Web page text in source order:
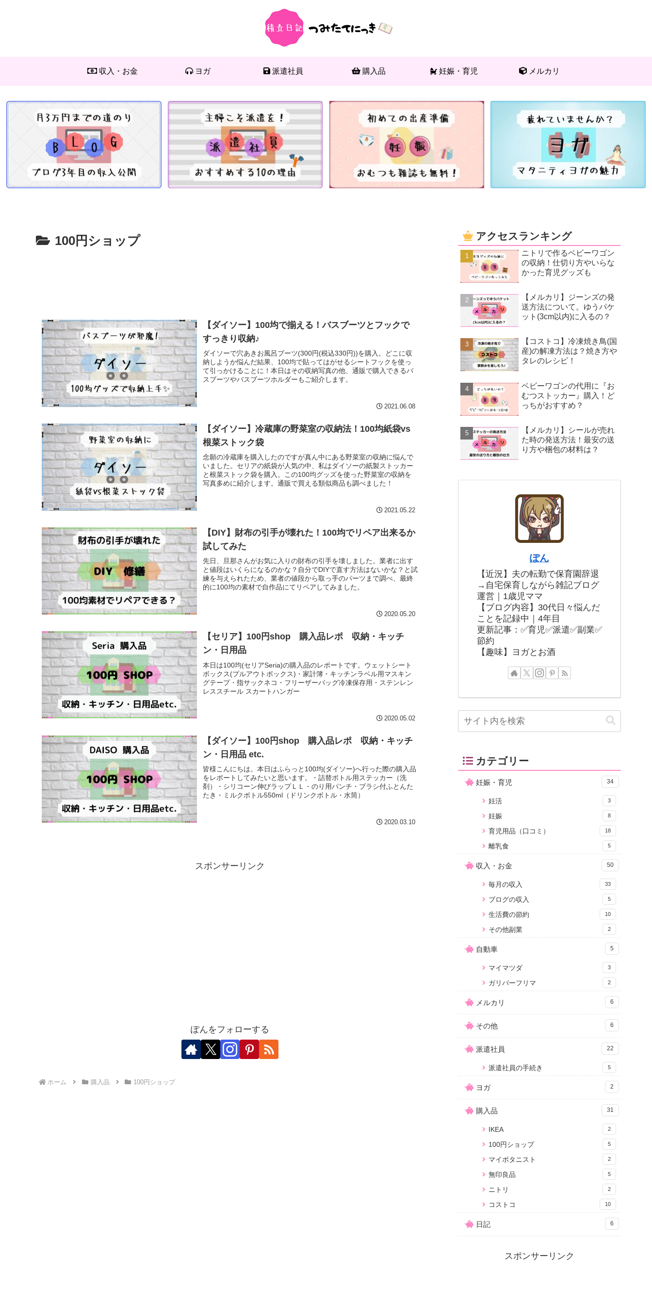
収入・お金 ヨガ 派遣社員 購入品 妊娠・育児 メルカリ
100円ショップ
【ダイソー】100均で揃える！バスブーツとフックで
すっきり収納♪
ダイソーで穴あきお風呂ブーツ(300円(税込330円))を購入。どこに収
納しようか悩んだ結果、100均で貼ってはがせるシートフックを使っ
て引っかけることに！本日はその収納写真の他、通販で購入できるバ
スブーツやバスブーツホルダーもご紹介します。
2021.06.08
【ダイソー】冷蔵庫の野菜室の収納法！100均紙袋vs
根菜ストック袋
念願の冷蔵庫を購入したのですが真ん中にある野菜室の収納に悩んで
いました。セリアの紙袋が人気の中、私はダイソーの紙製ストッカー
と根菜ストック袋を購入。この100均グッズを使った野菜室の収納を
写真多めに紹介します。通販で買える類似商品も調べました！
2021.05.22
【DIY】財布の引手が壊れた！100均でリペア出来るか
試してみた
先日、旦那さんがお気に入りの財布の引手を壊しました。業者に出す
と値段はいくらになるのかな？自分でDIYで直す方法はないかな？と試
練を与えられたため、業者の値段から取っ手のパーツまで調べ、最終
的に100均の素材で自作品にてリペアしてみました。
2020.05.20
【セリア】100円shop 購入品レポ 収納・キッチ
ン・日用品
本日は100均(セリアSeria)の購入品のレポートです。ウェットシート
ボックス(プルアウトボックス)・家計簿・キッチンラベル用マスキン
グテープ・指サックネコ・フリーザーバッグ冷凍保存用・ステンレン
レススチール スカートハンガー
2020.05.02
【ダイソー】100円shop 購入品レポ 収納・キッチ
ン・日用品 etc.
皆様こんにちは。本日はふらっと100均(ダイソー)へ行った際の購入品
をレポートしてみたいと思います。・詰替ボトル用ステッカー（洗
剤）・シリコーン伸びラップＬＬ・のり用パンチ・ブラシ付ふとんた
たき・ミルクボトル550ml（ドリンクボトル・水筒）
2020.03.10
スポンサーリンク
ぽんをフォローする
ホーム 購入品 100円ショップ
アクセスランキング
ニトリで作るベビーワゴン
の収納！仕切り方やいらな
かった育児グッズも
【メルカリ】ジーンズの発
送方法について。ゆうパケ
ット(3cm以内)に入るの？
【コストコ】冷凍焼き鳥(国
産)の解凍方法は？焼き方や
タレのレシピ！
ベビーワゴンの代用に『お
むつストッカー』購入！ど
っちがおすすめ？
【メルカリ】シールが売れ
た時の発送方法！最安の送
り方や梱包の材料は？
ぽん
【近況】夫の転勤で保育園辞退
→自宅保育しながら雑記ブログ
運営｜1歳児ママ
【ブログ内容】30代日々悩んだ
ことを記録中｜4年目
更新記事：✅育児✅派遣✅副業✅
節約
【趣味】ヨガとお酒
カテゴリー
妊娠・育児 34
妊活 3
妊娠 8
育児用品（口コミ） 18
離乳食 5
収入・お金 50
毎月の収入 33
ブログの収入 5
生活費の節約 10
その他副業 2
自動車 5
マイマツダ 3
ガリバーフリマ 2
メルカリ 6
その他 6
派遣社員 22
派遣社員の手続き 5
ヨガ 2
購入品 31
IKEA 2
100円ショップ 5
マイボタニスト 2
無印良品 5
ニトリ 2
コストコ 10
日記 6
スポンサーリンク